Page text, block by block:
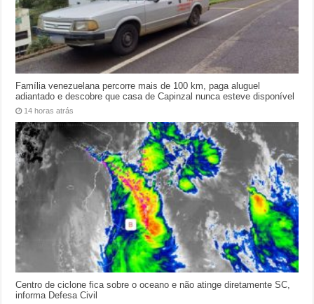
Família venezuelana percorre mais de 100 km, paga aluguel
adiantado e descobre que casa de Capinzal nunca esteve disponível
14 horas atrás
Centro de ciclone fica sobre o oceano e não atinge diretamente SC,
informa Defesa Civil